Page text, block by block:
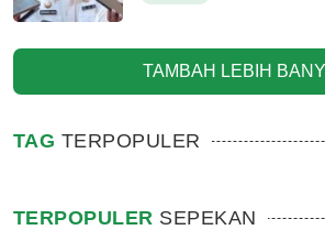
TAMBAH LEBIH
TAG TERPOPULER
TERPOPULER SEPEKAN